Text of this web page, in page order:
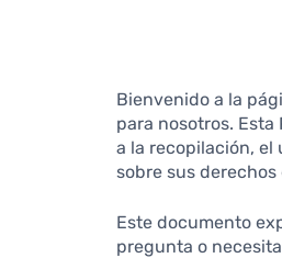
Bienvenido a la
para nosotros.
a la recopilación, el
sobre sus
Este documento
pregunta o